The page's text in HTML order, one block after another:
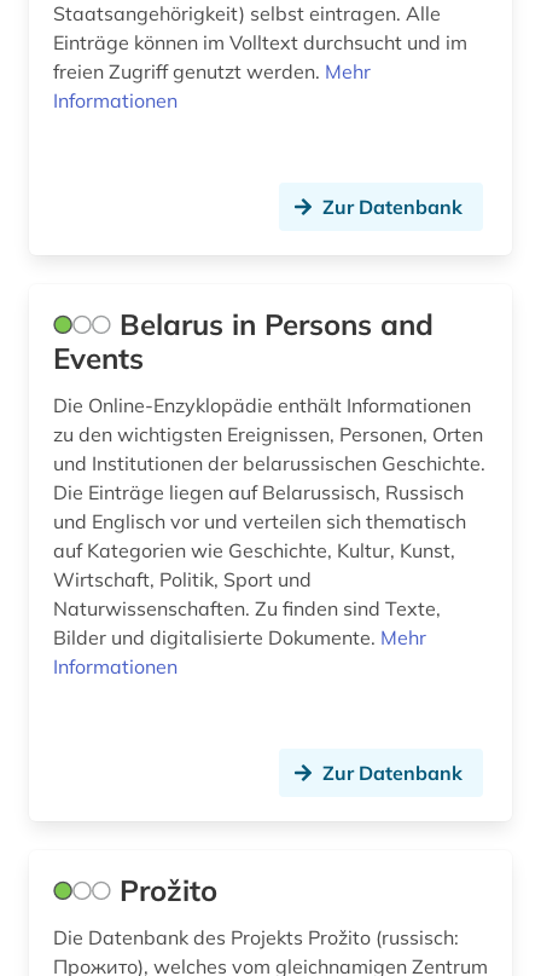
Staatsangehörigkeit) selbst eintragen. Alle
Einträge können im Volltext durchsucht und im
freien Zugriff genutzt werden. Mehr
Informationen
Zur Datenbank
Belarus in Persons and
Events
Die Online-Enzyklopädie enthält Informationen
zu den wichtigsten Ereignissen, Personen, Orten
und Institutionen der belarussischen Geschichte.
Die Einträge liegen auf Belarussisch, Russisch
und Englisch vor und verteilen sich thematisch
auf Kategorien wie Geschichte, Kultur, Kunst,
Wirtschaft, Politik, Sport und
Naturwissenschaften. Zu finden sind Texte,
Bilder und digitalisierte Dokumente. Mehr
Informationen
Zur Datenbank
Prožito
Die Datenbank des Projekts Prožito (russisch:
Прожито), welches vom gleichnamigen Zentrum